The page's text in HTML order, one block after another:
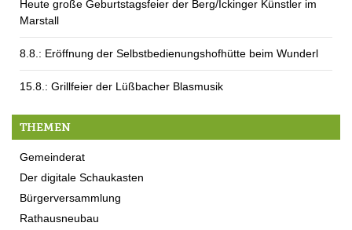
Heute große Geburtstagsfeier der Berg/Ickinger Künstler im
Marstall
8.8.: Eröffnung der Selbstbedienungshofhütte beim Wunderl
15.8.: Grillfeier der Lüßbacher Blasmusik
THEMEN
Gemeinderat
Der digitale Schaukasten
Bürgerversammlung
Rathausneubau